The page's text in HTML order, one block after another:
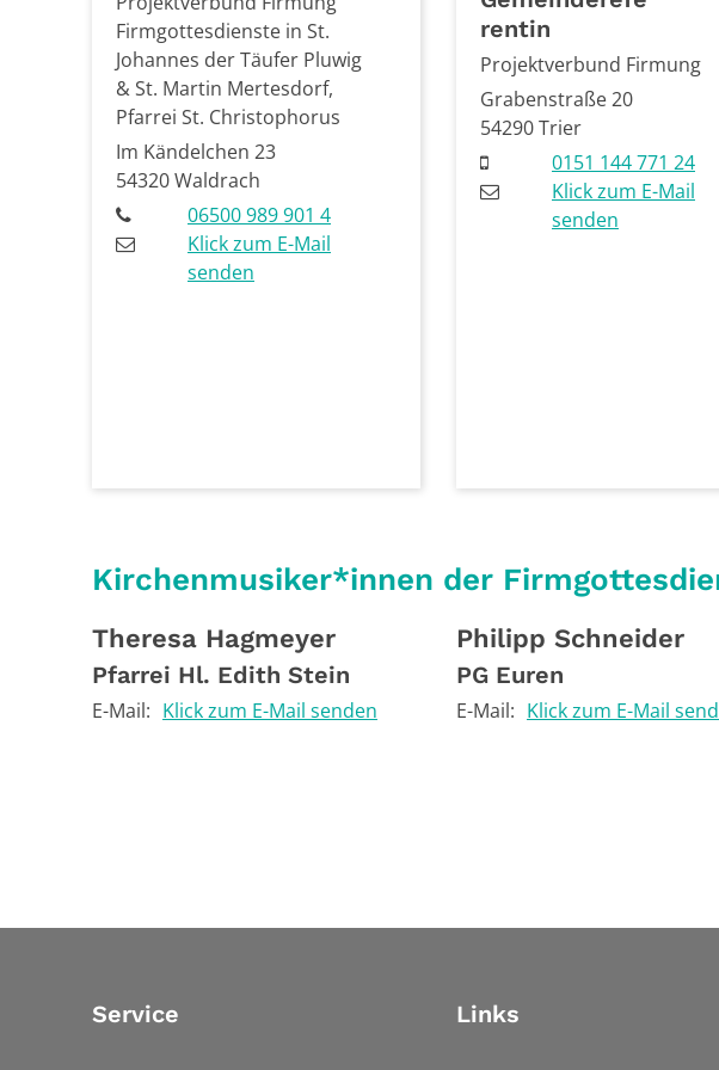
Firmgottesdienste in St.
Johannes der Täufer Pluwig
& St. Martin Mertesdorf,
Pfarrei St. Christophorus
Im Kändelchen 23
54320Waldrach
06500 989 901 4
Klick zum E-Mail
senden
rentin
Projektverbund Firmung
Grabenstraße 20
54290Trier
0151 144 771 24
Klick zum E-Mail
senden
Kirchenmusiker*innen der
Theresa Hagmeyer
Pfarrei Hl. Edith Stein
E-Mail: Klick zum E-Mail senden
Philipp Schneider
PG Euren
E-Mail: Klick zum E-Mail
Service Links